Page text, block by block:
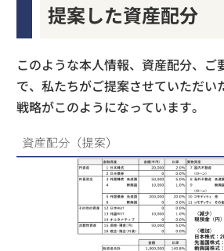
提案した資産配分
このような本人情報、資産配分、ご
で、私たちがご提案させていただい
戦略がこのようになっています。